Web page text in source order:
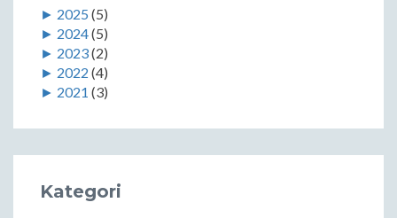
► 2025 (5)
► 2024(5)
► 2023(2)
► 2022 (4)
► 2021 (3)
Kategori